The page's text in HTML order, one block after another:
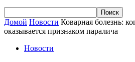
Домой Новости Коварная болезнь:
оказывается признаком паралича
Новости